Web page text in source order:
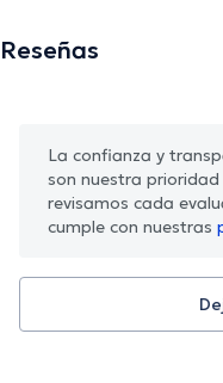
Reseñas
La confianza y
son nuestra
revisamos cada
cumple con nuestras